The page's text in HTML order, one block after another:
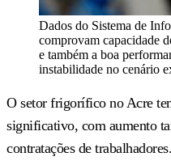
Dados do Sistema de
comprovam capacidade
e também a boa
instabilidade no cenário
O setor frigorífico no Acre
significativo, com aumento
contratações de